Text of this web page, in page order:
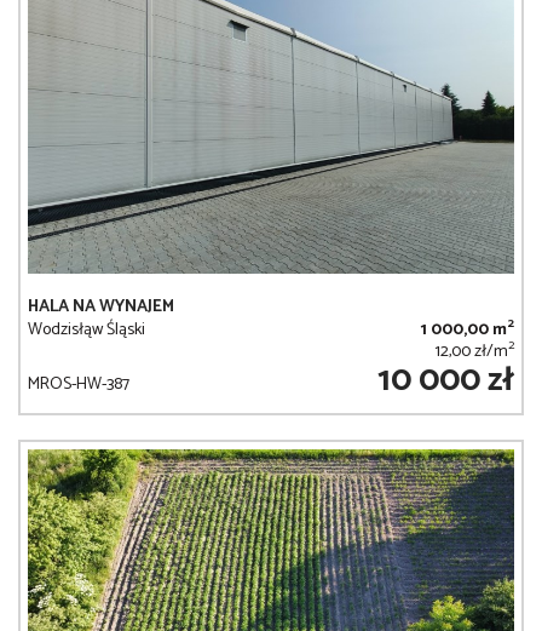
HALA NA WYNAJEM
Wodzisłąw Śląski
1 000,00 m2
12,00 zł/m2
MROS-HW-387 10 000 zł